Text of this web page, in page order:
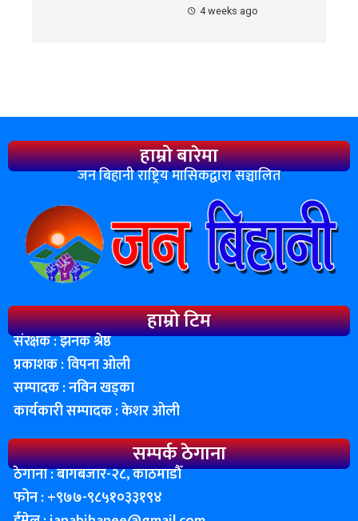
4 weeks ago
हाम्रो बारेमा
जन बिहानी राष्ट्रिय मासिकद्वारा सञ्चालित
हाम्रो टिम
संरक्षक : झनक श्रेष्ठ
प्रकाशक : विपना ओली
सम्पादक : नविन खड्का
कार्यकारी सम्पादक : केशर ओली
सम्पर्क ठेगाना
ठेगाना : बागबजार-२८, काठमाडाैँ
फोन : ‌+९७७-९८५१०३३१९४